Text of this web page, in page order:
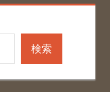
検索